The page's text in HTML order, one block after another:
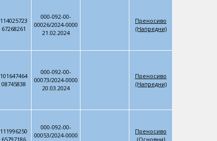
114025723
67268261
000-092-00-
00026/2024-0000
21.02.2024
Преносиво
(Напредни)
101647464
08745838
000-092-00-
00073/2024-0000
20.03.2024
Преносиво
(Напредни)
111996250
65797186
000-092-00-
00053/2024-0000
Преносиво
(Основни)